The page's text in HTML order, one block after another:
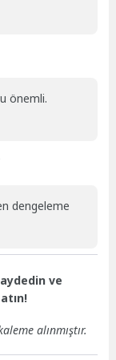
önemli.
dengeleme
ve
alınmıştır.